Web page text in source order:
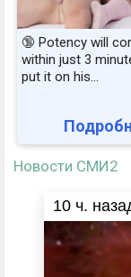
🔞 Potency will
within just 3
put it on his…
Новости СМИ2
10 ч.